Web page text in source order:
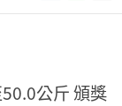
公斤 頒獎